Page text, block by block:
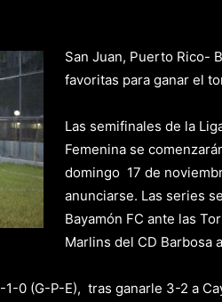
San Juan, Puerto Rico-
favoritas para ganar el
Las semifinales de la
Femenina se
domingo 17 de
anunciarse. Las series
Bayamón FC ante las
Marlins del CD Barbosa
0 (G-P-E), tras ganarle 3-2 a